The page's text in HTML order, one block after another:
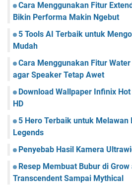
Cara Menggunakan Fitur
Bikin Performa Makin Ngebut
5 Tools AI Terbaik untuk
Mudah
Cara Menggunakan Fitur
agar Speaker Tetap Awet
Download Wallpaper Infinix
HD
5 Hero Terbaik untuk Melawan
Legends
Penyebab Hasil Kamera
Resep Membuat Bubur di
Transcendent Sampai Mythical